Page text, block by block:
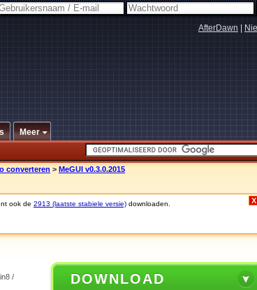
AfterDawn
Meer
converteren > MeGUI v0.3.0.2015
ook de 2913 (laatste stabiele versie) downloaden.
X
/
DOWNLOAD